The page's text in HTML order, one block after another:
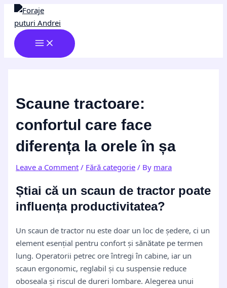
Skip
content
MENU
Scaune tractoare:
confortul care face
diferența la orele în șa
Leave a Comment / Fără categorie / By mara
Știai că un scaun de tractor poate
influența productivitatea?
Un scaun de tractor nu este doar un loc de ședere, ci un
element esențial pentru confort și sănătate pe termen
lung. Operatorii petrec ore întregi în cabine, iar un
scaun ergonomic, reglabil și cu suspensie reduce
oboseala și riscul de dureri lombare. Alegerea unui
Post
navigation
Type
here..
Name*
Email*
Website